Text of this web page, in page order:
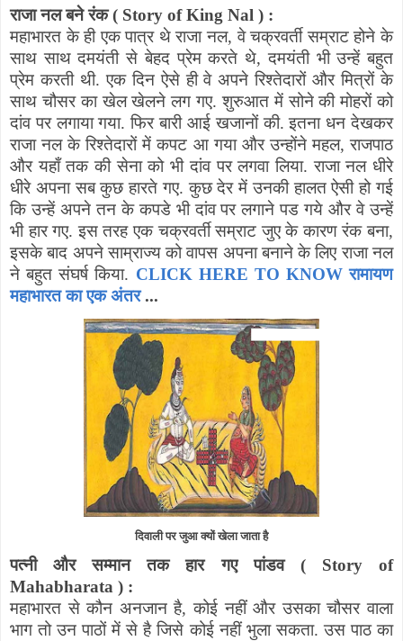
राजा नल बने रंक ( Story of King Nal ) :
महाभारत के ही एक पात्र थे राजा नल,वे चक्रवर्ती सम्राट होने के
साथ साथ दमयंती से बेहद प्रेम करते थे,दमयंती भी उन्हें बहुत
प्रेम करती थी. एक दिन ऐसे ही वे अपने रिश्तेदारों और मित्रों के
साथ चौसर का खेल खेलने लग गए. शुरुआत में सोने की मोहरों को
दांव पर लगाया गया. फिर बारी आई खजानों की. इतना धन देखकर
राजा नल के रिश्तेदारों में कपट आ गया और उन्होंने महल,राजपाठ
और यहाँ तक की सेना को भी दांव पर लगवा लिया. राजा नल धीरे
धीरे अपना सब कुछ हारते गए. कुछ देर में उनकी हालत ऐसी हो गई
कि उन्हें अपने तन के कपडे भी दांव पर लगाने पड गये और वे उन्हें
भी हार गए. इस तरह एक चक्रवर्ती सम्राट जुए के कारण रंक बना,
इसके बाद अपने साम्राज्य को वापस अपना बनाने के लिए राजा नल
ने बहुत संघर्ष किया. CLICK HERE TO KNOW रामायण
महाभारत का एक अंतर...
दिवाली पर जुआ क्यों खेला जाता है
पत्नी और सम्मान तक हार गए पांडव (Story of
Mahabharata ) :
महाभारत से कौन अनजान है,कोई नहीं और उसका चौसर वाला
भाग तो उन पाठों में से है जिसे कोई नहीं भुला सकता. उस पाठ का